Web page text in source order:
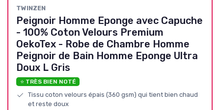
TWINZEN
Peignoir Homme Eponge avec Capuche
- 100% Coton Velours Premium
OekoTex - Robe de Chambre Homme
Peignoir de Bain Homme Eponge Ultra
Doux L Gris
⭐ TRÈS BIEN NOTÉ
Tissu coton velours épais (360 gsm) qui tient bien chaud
et reste doux